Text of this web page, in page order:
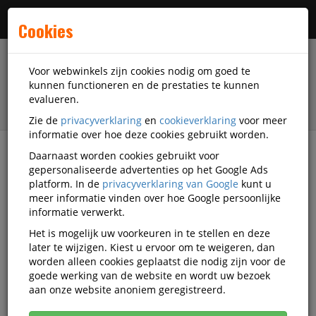
filter
Schrijfwaren
Schrijfwaar-accessoires
Schrijfwaar accessoires
Schrijfwaar accessoires
Populariteit
Cookies
Voor webwinkels zijn cookies nodig om goed te
kunnen functioneren en de prestaties te kunnen
evalueren.
Zie de privacyverklaring en cookieverklaring voor meer
informatie over hoe deze cookies gebruikt worden.
Daarnaast worden cookies gebruikt voor
gepersonaliseerde advertenties op het Google Ads
platform. In de privacyverklaring van Google kunt u
meer informatie vinden over hoe Google persoonlijke
informatie verwerkt.
Het is mogelijk uw voorkeuren in te stellen en deze
later te wijzigen. Kiest u ervoor om te weigeren, dan
worden alleen cookies geplaatst die nodig zijn voor de
goede werking van de website en wordt uw bezoek
aan onze website anoniem geregistreerd.